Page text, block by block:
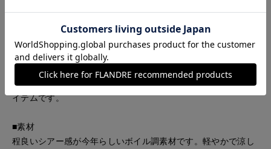
■デザイン
ウエストに施したタックがデザインポイント。バックゴム仕様
でウエストをすっきりとさせながら自然なストレートラインが
女性らしい印象に。肩先を覆う上品なフレンチスリーブと身頃
に程良いゆとりのあるサイジングで涼やかな着心地が魅力で
す。シンプル見えしながらもデザイン性の高い1着で着映えるア
イテムです。
■素材
程良いシアー感が今年らしいボイル調素材です。軽やかで涼し